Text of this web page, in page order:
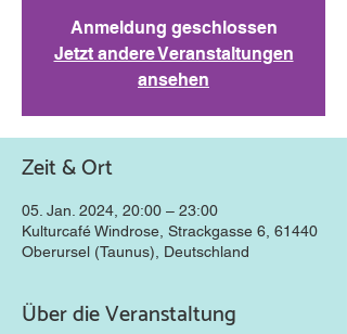
Anmeldung geschlossen
Jetzt andere Veranstaltungen
ansehen
Zeit & Ort
05. Jan. 2024, 20:00 – 23:00
Kulturcafé Windrose, Strackgasse 6, 61440
Oberursel (Taunus), Deutschland
Über die Veranstaltung